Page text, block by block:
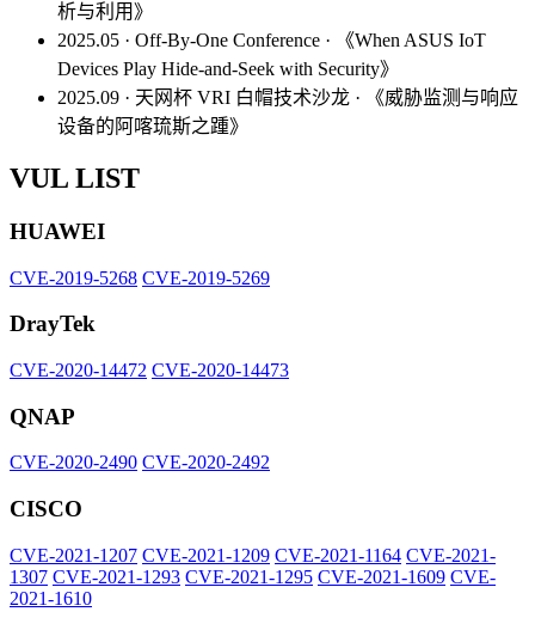
析与利用》
2025.05 · Off-By-One Conference · 《When ASUS IoT
Devices Play Hide-and-Seek with Security》
2025.09 · 天网杯 VRI 白帽技术沙龙 · 《威胁监测与响应
设备的阿喀琉斯之踵》
VUL LIST
HUAWEI
CVE-2019-5268 CVE-2019-5269
DrayTek
CVE-2020-14472 CVE-2020-14473
QNAP
CVE-2020-2490 CVE-2020-2492
CISCO
CVE-2021-1207 CVE-2021-1209 CVE-2021-1164 CVE-2021-
1307 CVE-2021-1293 CVE-2021-1295 CVE-2021-1609 CVE-
2021-1610